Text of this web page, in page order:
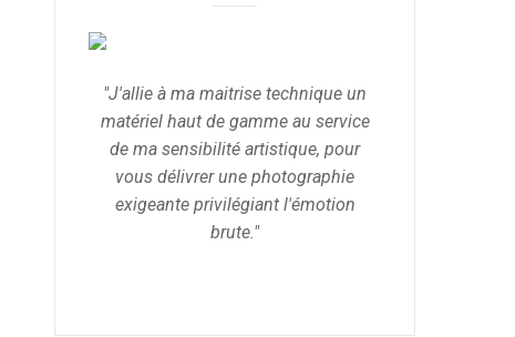
"J'allie à ma maitrise technique un
matériel haut de gamme au service
de ma sensibilité artistique, pour
vous délivrer une photographie
exigeante privilégiant l'émotion
brute."